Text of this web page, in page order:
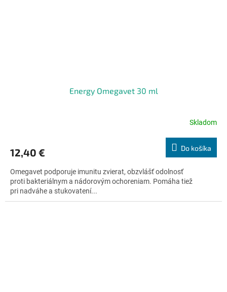
Energy Omegavet 30 ml
je
z
5
hviezdičiek.
Skladom
12,40 € Do košíka
Omegavet podporuje imunitu zvierat, obzvlášť odolnosť
proti bakteriálnym a nádorovým ochoreniam. Pomáha tiež
pri nadváhe a stukovatení...